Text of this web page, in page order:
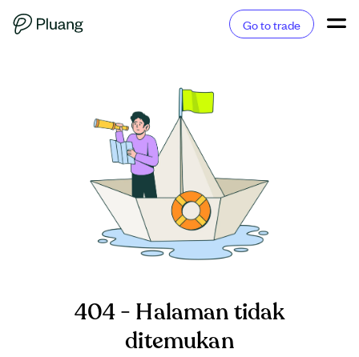
Go to trade
404 - Halaman tidak
ditemukan